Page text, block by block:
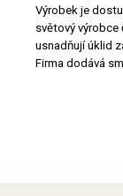
Výrobek je
světový
usnadňují úklid
Firma dodává